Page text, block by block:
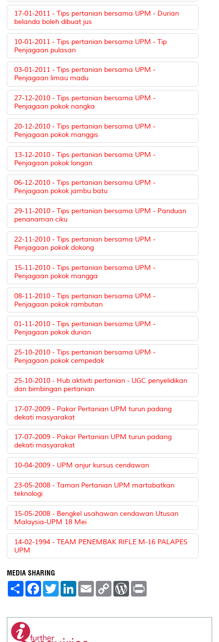
17-01-2011 - Tips pertanian bersama UPM - Durian
belanda boleh dibuat jus
10-01-2011 - Tips pertanian bersama UPM - Tip
Penjagaan pulasan
03-01-2011 - Tips pertanian bersama UPM -
Penjagaan limau madu
27-12-2010 - Tips pertanian bersama UPM -
Penjagaan pokok nangka
20-12-2010 - Tips pertanian bersama UPM -
Penjagaan pokok manggis
13-12-2010 - Tips pertanian bersama UPM -
Penjagaan pokok longan
06-12-2010 - Tips pertanian bersama UPM -
Penjagaan pokok jambu batu
29-11-2010 - Tips pertanian bersama UPM - Panduan
penanaman ciku
22-11-2010 - Tips pertanian bersama UPM -
Penjagaan pokok dokong
15-11-2010 - Tips pertanian bersama UPM -
Penjagaan pokok mangga
08-11-2010 - Tips pertanian bersama UPM -
Penjagaan pokok rambutan
01-11-2010 - Tips pertanian bersama UPM -
Penjagaan pokok durian
25-10-2010 - Tips pertanian bersama UPM -
Penjagaan pokok cempedak
25-10-2010 - Hub aktiviti pertanian - UGC penyelidikan
dan bimbingan pertanian
17-07-2009 - Pakar Pertanian UPM turun padang
dekati masyarakat
17-07-2009 - Pakar Pertanian UPM turun padang
dekati masyarakat
10-04-2009 - UPM anjur kursus cendawan
23-05-2008 - Taman Pertanian UPM martabatkan
teknologi
15-05-2008 - Bengkel usahawan cendawan Utusan
Malaysia-UPM 18 Mei
14-02-1994 - TEAM PENEMBAK RIFLE M-16 PALAPES
UPM
MEDIA SHARING
S
e
F
a
b
k
T
w
t
L
e
n
E
m
l
C
L
W
P
t